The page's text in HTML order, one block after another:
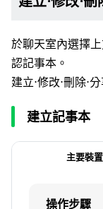
於聊天室內選擇
認記事本。
建立⋅修改⋅刪除⋅
建立記事本
主要裝置
操作步驟